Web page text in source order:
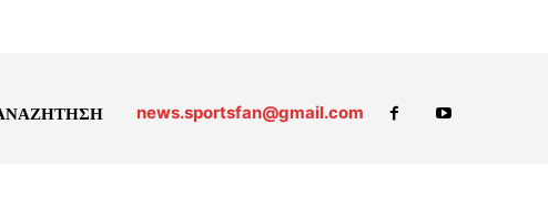
news.sportsfan@gmail.com